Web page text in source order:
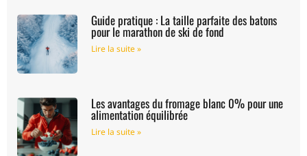
Guide pratique : La taille parfaite des batons
pour le marathon de ski de fond
Lire la suite »
Les avantages du fromage blanc 0% pour une
alimentation équilibrée
Lire la suite »